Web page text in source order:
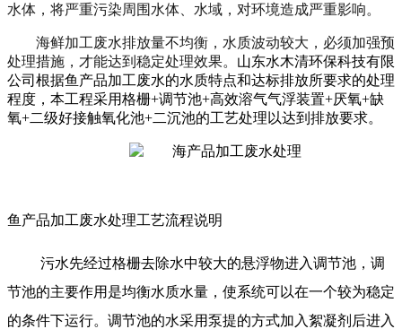
水体，将严重污染周围水体、水域，对环境造成严重影响。
海鲜加工废水排放量不均衡，水质波动较大，必须加强预
处理措施，才能达到稳定处理效果。 山东水木清环保科技有限
公司根据鱼产品加工废水的水质特点和达标排放所要求的处理
程度，本工程采用格栅+调节池+高效溶气气浮装置+厌氧+缺
氧+二级好接触氧化池+二沉池的工艺处理以达到排放要求。
鱼产品加工废水处理工艺流程说明
污水先经过格栅去除水中较大的悬浮物进入调节池，调
节池的主要作用是均衡水质水量，使系统可以在一个较为稳定
的条件下运行。调节池的水采用泵提的方式加入絮凝剂后进入